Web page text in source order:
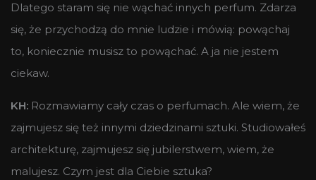
Dlatego staram się nie wąchać innych perfum. Zdarza
się, że przychodzą do mnie ludzie i mówią: powąchaj
to, koniecznie musisz to powąchać. A ja nie jestem
ciekaw.
KH: Rozmawiamy cały czas o perfumach. Ale wiem, że
zajmujesz się też innymi dziedzinami sztuki. Studiowałeś
architekturę, zajmujesz się jubilerstwem, wiem, że
malujesz. Czym jest dla Ciebie sztuka?